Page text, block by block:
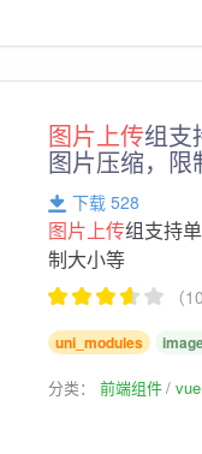
图片上传组支
图片压缩，限
下载 528
图片上传组支持
制大小等
（
uni_modules
分类：前端组件